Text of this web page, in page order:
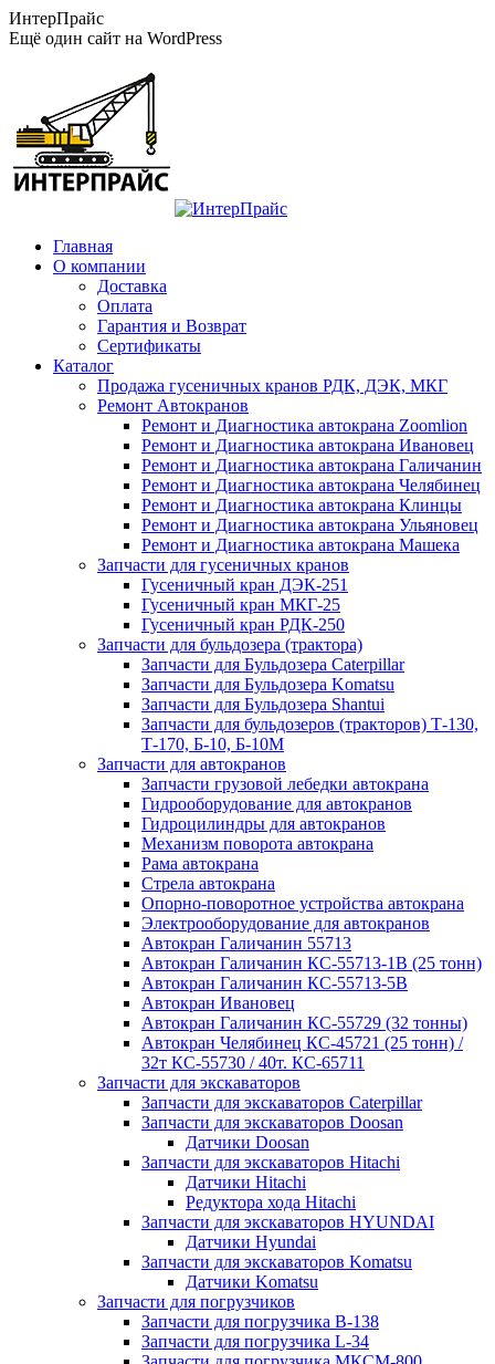
Перейти
к
ИнтерПрайс
Ещё один сайт на WordPress
Главная
О компании
Доставка
Оплата
Гарантия и Возврат
Сертификаты
Каталог
Продажа гусеничных кранов РДК, ДЭК, МКГ
Ремонт Автокранов
Ремонт и Диагностика автокрана Zoomlion
Ремонт и Диагностика автокрана Ивановец
Ремонт и Диагностика автокрана Галичанин
Ремонт и Диагностика автокрана Челябинец
Ремонт и Диагностика автокрана Клинцы
Ремонт и Диагностика автокрана Ульяновец
Ремонт и Диагностика автокрана Машека
Запчасти для гусеничных кранов
Гусеничный кран ДЭК-251
Гусеничный кран МКГ-25
Гусеничный кран РДК-250
Запчасти для бульдозера (трактора)
Запчасти для Бульдозера Caterpillar
Запчасти для Бульдозера Komatsu
Запчасти для Бульдозера Shantui
Запчасти для бульдозеров (тракторов) Т-130,
Т-170, Б-10, Б-10М
Запчасти для автокранов
Запчасти грузовой лебедки автокрана
Гидрооборудование для автокранов
Гидроцилиндры для автокранов
Механизм поворота автокрана
Рама автокрана
Стрела автокрана
Опорно-поворотное устройства автокрана
Электрооборудование для автокранов
Автокран Галичанин 55713
Автокран Галичанин КС-55713-1В (25 тонн)
Автокран Галичанин КС-55713-5В
Автокран Ивановец
Автокран Галичанин КС-55729 (32 тонны)
Автокран Челябинец КС-45721 (25 тонн) /
32т КС-55730 / 40т. КС-65711
Запчасти для экскаваторов
Запчасти для экскаваторов Caterpillar
Запчасти для экскаваторов Doosan
Датчики Doosan
Запчасти для экскаваторов Hitachi
Датчики Hitachi
Редуктора хода Hitachi
Запчасти для экскаваторов HYUNDAI
Датчики Hyundai
Запчасти для экскаваторов Komatsu
Датчики Komatsu
Запчасти для погрузчиков
Запчасти для погрузчика B-138
Запчасти для погрузчика L-34